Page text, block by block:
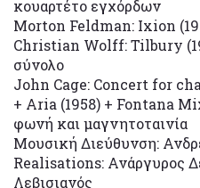
κουαρτέτο εγχόρδων
Morton Feldman: Ixion
Christian Wolff: Tilbury
σύνολο
John Cage: Concert for
+ Aria (1958) + Fontana
φωνή και μαγνητοταινία
Μουσική Διεύθυνση:
Realisations: Ανάργυρος
Λεβισιανός